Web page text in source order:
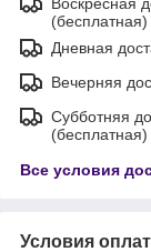
(бесплатная)
Дневная
Вечерняя
Субботняя
(бесплатная)
Все условия
Условия